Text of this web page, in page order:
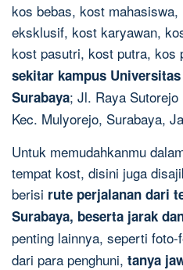
kos bebas, kost
eksklusif, kost karyawan,
kost pasutri, kost putra, kos
sekitar kampus
Surabaya; Jl. Raya
Kec. Mulyorejo, Surabaya,
Untuk memudahkanmu
tempat kost, disini juga
berisi rute perjalanan dari
Surabaya, beserta jarak
penting lainnya, seperti foto-
dari para penghuni, tanya